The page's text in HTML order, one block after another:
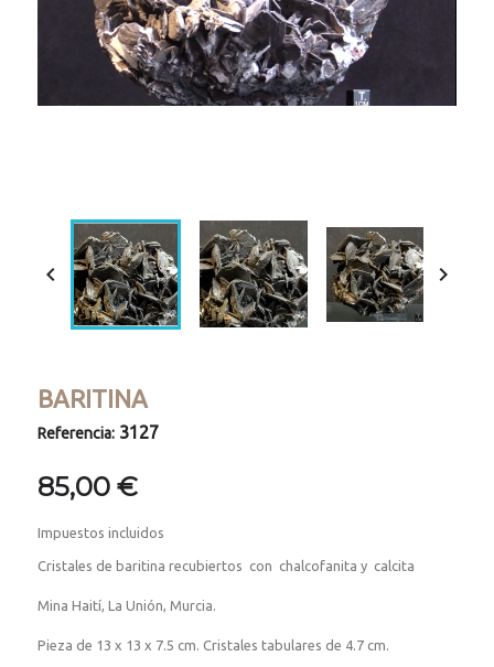
 
BARITINA
Referencia: 3127
85,00 €
Impuestos incluidos
Cristales de baritina recubiertos con chalcofanita y calcita
Mina Haití, La Unión, Murcia.
Pieza de 13 x 13 x 7.5 cm. Cristales tabulares de 4.7 cm.